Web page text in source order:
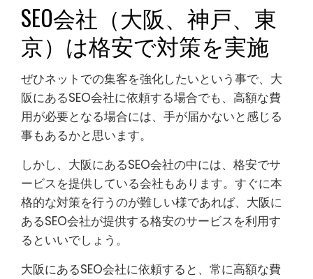
SEO会社（大阪、神戸、東
京）は格安で対策を実施
ぜひネットでの集客を強化したいという事で、大
阪にあるSEO会社に依頼する場合でも、高額な費
用が必要となる場合には、手が届かないと感じる
事もあるかと思います。
しかし、大阪にあるSEO会社の中には、格安でサ
ービスを提供している会社もあります。すぐに本
格的な対策を行うのが難しい様であれば、大阪に
あるSEO会社が提供する格安のサービスを利用す
るといいでしょう。
大阪にあるSEO会社に依頼すると、常に高額な費